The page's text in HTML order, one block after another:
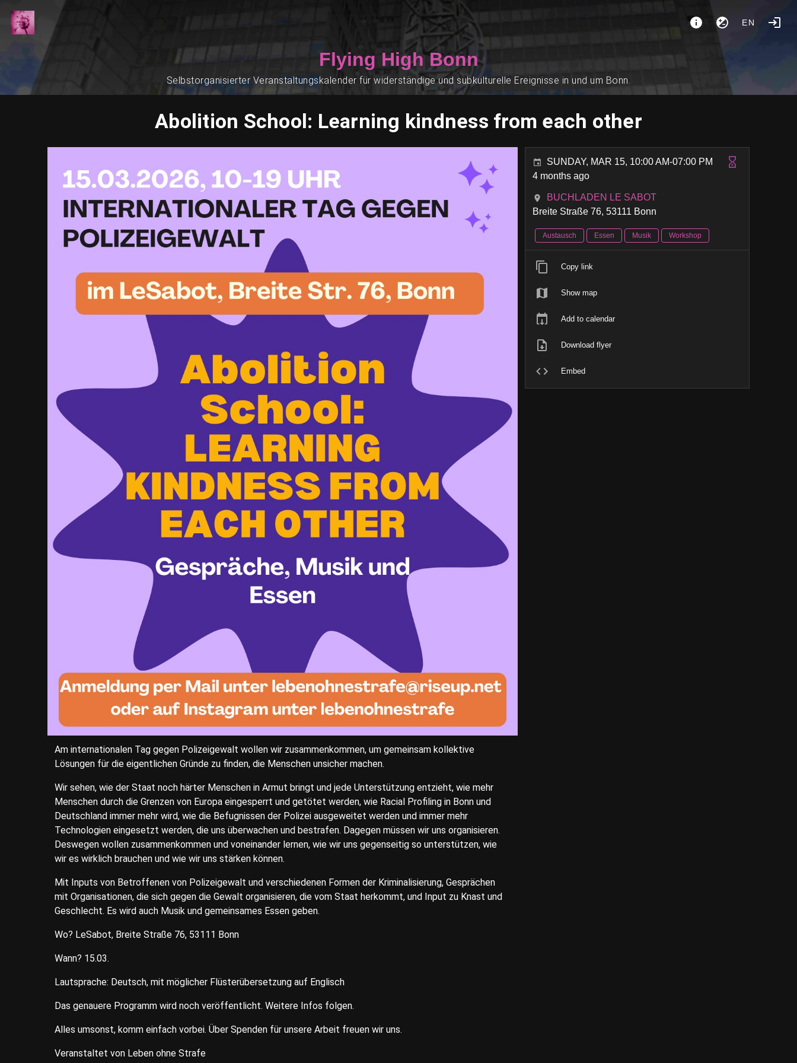
EN
Flying High Bonn
Selbstorganisierter Veranstaltungskalender für widerständige und subkulturelle Ereignisse in und um Bonn.
Abolition School: Learning kindness from each other
Am internationalen Tag gegen Polizeigewalt wollen wir zusammenkommen, um gemeinsam kollektive
Lösungen für die eigentlichen Gründe zu finden, die Menschen unsicher machen.
Wir sehen, wie der Staat noch härter Menschen in Armut bringt und jede Unterstützung entzieht, wie mehr
Menschen durch die Grenzen von Europa eingesperrt und getötet werden, wie Racial Profiling in Bonn und
Deutschland immer mehr wird, wie die Befugnissen der Polizei ausgeweitet werden und immer mehr
Technologien eingesetzt werden, die uns überwachen und bestrafen. Dagegen müssen wir uns organisieren.
Deswegen wollen zusammenkommen und voneinander lernen, wie wir uns gegenseitig so unterstützen, wie
wir es wirklich brauchen und wie wir uns stärken können.
Mit Inputs von Betroffenen von Polizeigewalt und verschiedenen Formen der Kriminalisierung, Gesprächen
mit Organisationen, die sich gegen die Gewalt organisieren, die vom Staat herkommt, und Input zu Knast und
Geschlecht. Es wird auch Musik und gemeinsames Essen geben.
Wo? LeSabot, Breite Straße 76, 53111 Bonn
Wann? 15.03.
Lautsprache: Deutsch, mit möglicher Flüsterübersetzung auf Englisch
Das genauere Programm wird noch veröffentlicht. Weitere Infos folgen.
Alles umsonst, komm einfach vorbei. Über Spenden für unsere Arbeit freuen wir uns.⁩
Veranstaltet von Leben ohne Strafe
SUNDAY, MAR 15, 10:00 AM-07:00 PM
4 months ago
BUCHLADEN LE SABOT
Breite Straße 76, 53111 Bonn
Austausch Essen Musik Workshop
Copy link
Show map
Add to calendar
Download flyer
Embed